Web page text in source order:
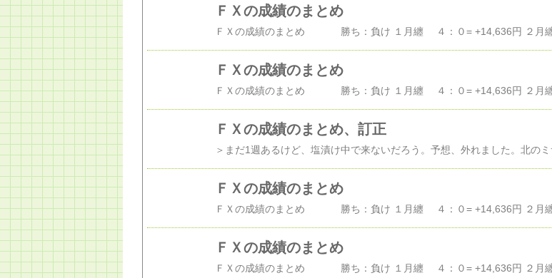
ＦＸの成績のまとめ
ＦＸの成績のまとめ
ＦＸの成績のまとめ、訂正
ＦＸの成績のまとめ
ＦＸの成績のまとめ